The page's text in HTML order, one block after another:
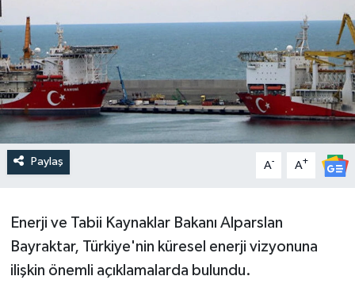
Paylaş A- A+
Enerji ve Tabii Kaynaklar Bakanı Alparslan
Bayraktar, Türkiye'nin küresel enerji vizyonuna
ilişkin önemli açıklamalarda bulundu.